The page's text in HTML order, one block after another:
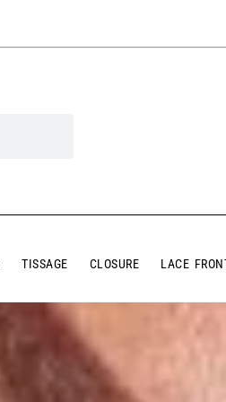
TISSAGE CLOSURE LACE